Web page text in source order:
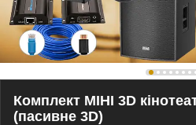
Комплект МІНІ 3D
(пасивне 3D)